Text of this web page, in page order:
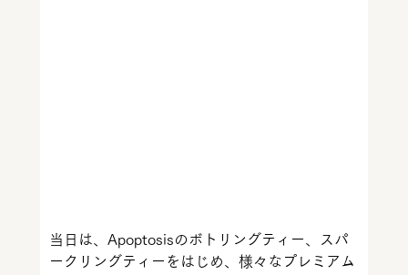
当日は、Apoptosisのボトリングティー、スパ
ークリングティーをはじめ、様々なプレミアム